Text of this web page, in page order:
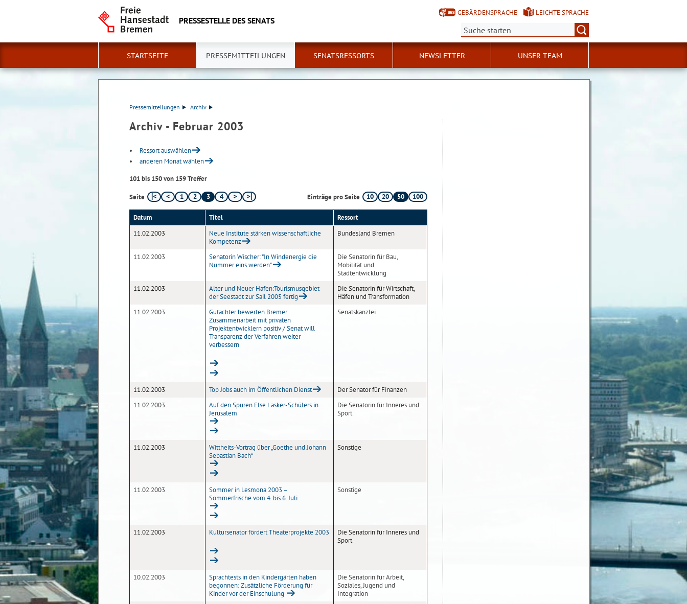
PRESSESTELLE DES SENATS
GEBÄRDENSPRACHE
LEICHTE SPRACHE
Suche:
STARTSEITE PRESSEMITTEILUNGEN SENATSRESSORTS NEWSLETTER UNSER TEAM
Pressemitteilungen Archiv
Archiv - Februar 2003
Ressort auswählen
anderen Monat wählen
101 bis 150 von 159 Treffer
Seite 1 2 3 4 Einträge pro Seite 10 20 50 100
Datum Titel
Ressort
11.02.2003
Neue Institute stärken wissenschaftliche
Kompetenz
Bundesland Bremen
11.02.2003
Senatorin Wischer: "In Windenergie die
Nummer eins werden"
Die Senatorin für Bau,
Mobilität und
Stadtentwicklung
11.02.2003
Alter und Neuer Hafen:Tourismusgebiet
der Seestadt zur Sail 2005 fertig
Die Senatorin für Wirtschaft,
Häfen und Transformation
11.02.2003
Gutachter bewerten Bremer
Zusammenarbeit mit privaten
Projektentwicklern positiv / Senat will
Transparenz der Verfahren weiter
verbessern
Senatskanzlei
11.02.2003 Top Jobs auch im Öffentlichen Dienst
Der Senator für Finanzen
11.02.2003
Auf den Spuren Else Lasker-Schülers in
Jerusalem
Die Senatorin für Inneres und
Sport
11.02.2003
Wittheits-Vortrag über „Goethe und Johann
Sebastian Bach“
Sonstige
11.02.2003
Sommer in Lesmona 2003 –
Sommerfrische vom 4. bis 6. Juli
Sonstige
11.02.2003 Kultursenator fördert Theaterprojekte 2003
Die Senatorin für Inneres und
Sport
10.02.2003
Sprachtests in den Kindergärten haben
begonnen: Zusätzliche Förderung für
Kinder vor der Einschulung
Die Senatorin für Arbeit,
Soziales, Jugend und
Integration